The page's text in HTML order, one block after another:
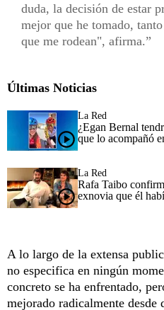
duda, la decisión de estar
mejor que he tomado,
que me rodean", afirma.
Últimas Noticias
La Red
¿Egan Bernal
que lo acompañó
La Red
Rafa Taibo
exnovia que él
A lo largo de la extensa
no especifica en ningún
concreto se ha enfrentado,
mejorado radicalmente desde